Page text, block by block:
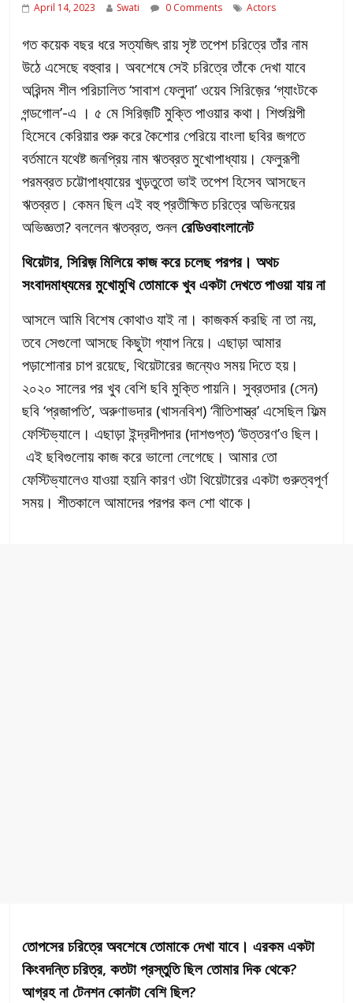
April 14, 2023 Swati 0 Comments Actors
গত কয়েক বছর ধরে সত্যজিৎ রায় সৃষ্ট তপেশ চরিত্রে তাঁর নাম
উঠে এসেছে বহুবার। অবশেষে সেই চরিত্রে তাঁকে দেখা যাবে
অরিন্দম শীল পরিচালিত ‘সাবাশ ফেলুদা’ ওয়েব সিরিজ়ের ‘গ্যাংটকে
গন্ডগোল’-এ । ৫ মে সিরিজ়টি মুক্তি পাওয়ার কথা। শিশুশিল্পী
হিসেবে কেরিয়ার শুরু করে কৈশোর পেরিয়ে বাংলা ছবির জগতে
বর্তমানে যথেষ্ট জনপ্রিয় নাম ঋতব্রত মুখোপাধ্যায়। ফেলুরূপী
পরমব্রত চট্টোপাধ্যায়ের খুড়তুতো ভাই তপেশ হিসেব আসছেন
ঋতব্রত। কেমন ছিল এই বহু প্রতীক্ষিত চরিত্রে অভিনয়ের
অভিজ্ঞতা? বললেন ঋতব্রত, শুনলরেডিওবাংলানেট
থিয়েটার, সিরিজ় মিলিয়ে কাজ করে চলেছ পরপর। অথচ
সংবাদমাধ্যমের মুখোমুখি তোমাকে খুব একটা দেখতে পাওয়া যায় না
আসলে আমি বিশেষ কোথাও যাই না। কাজকর্ম করছি না তা নয়,
তবে সেগুলো আসছে কিছুটা গ্যাপ নিয়ে। এছাড়া আমার
পড়াশোনার চাপ রয়েছে, থিয়েটারের জন্যেও সময় দিতে হয়।
২০২০ সালের পর খুব বেশি ছবি মুক্তি পায়নি। সুব্রতদার (সেন)
ছবি ‘প্রজাপতি’, অরুণাভদার (খাসনবিশ) ‘নীতিশাস্ত্র’ এসেছিল ফিল্ম
ফেস্টিভ্যালে। এছাড়া ইন্দ্রদীপদার (দাশগুপ্ত) ‘উত্তরণ’ও ছিল।
এই ছবিগুলোয় কাজ করে ভালো লেগেছে। আমার তো
ফেস্টিভ্যালেও যাওয়া হয়নি কারণ ওটা থিয়েটারের একটা গুরুত্বপূর্ণ
সময়। শীতকালে আমাদের পরপর কল শো থাকে।
তোপসের চরিত্রে অবশেষে তোমাকে দেখা যাবে। এরকম একটা
কিংবদন্তি চরিত্র, কতটা প্রস্তুতি ছিল তোমার দিক থেকে?
আগ্রহ না টেনশন কোনটা বেশি ছিল?